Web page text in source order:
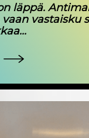
läppä.
vastaisku